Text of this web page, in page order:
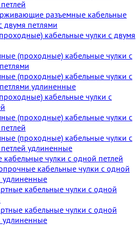
разъемные кабельные
двумя петлями
кабельные чулки с двумя
(проходные) кабельные чулки с
(проходные) кабельные чулки с
удлиненные
кабельные чулки с
(проходные) кабельные чулки с
(проходные) кабельные чулки с
удлиненные
кабельные чулки c одной петлей
кабельные чулки с одной
удлиненные
кабельные чулки с одной
кабельные чулки с одной
удлиненные